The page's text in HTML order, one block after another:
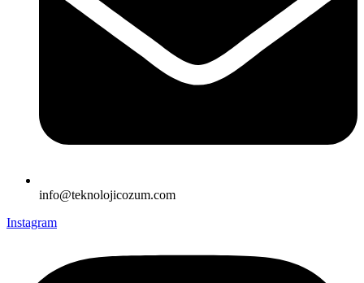
info@teknolojicozum.com
Instagram